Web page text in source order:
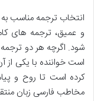
انتخاب ترجمه مناسب
و عمیق، ترجمه های
شود. اگرچه هر دو
است خواننده با یکی از
کرده است تا روح و
مخاطب فارسی زبان